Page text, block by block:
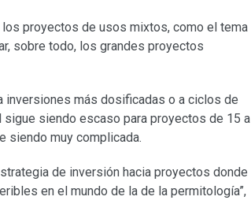
proyectos de usos mixtos, como el tema
sobre todo, los grandes proyectos
inversiones más dosificadas o a ciclos de
siendo escaso para proyectos de 15 a
siendo muy complicada.
de inversión hacia proyectos donde
en el mundo de la de la permitología”,